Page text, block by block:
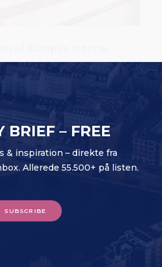
BRIEF – FREE
& inspiration – direkte fra
Allerede 55.500+ på listen.
SUBSCRIBE